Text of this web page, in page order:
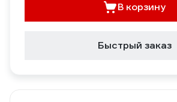
В корзину
Быстрый заказ